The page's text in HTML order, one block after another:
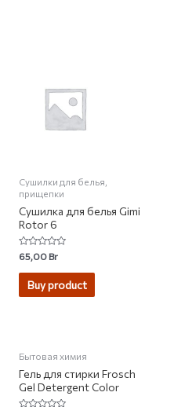
Сушилки для белья,
прищепки
Сушилка для белья Gimi
Rotor 6
Rated
0
out
65,00Br
Buy product
Бытовая химия
Гель для стирки Frosch
Gel Detergent Color